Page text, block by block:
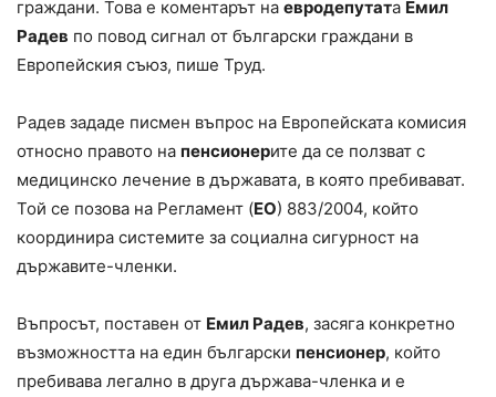
граждани. Това е коментарът на евродепутата Емил
Радев по повод сигнал от български граждани в
Европейския съюз, пише Труд.
Радев зададе писмен въпрос на Европейската комисия
относно правото на пенсионерите да се ползват с
медицинско лечение в държавата, в която пребивават.
Той се позова на Регламент (ЕО) 883/2004, който
координира системите за социална сигурност на
държавите-членки.
Въпросът, поставен от Емил Радев, засяга конкретно
възможността на един български пенсионер, който
пребивава легално в друга държава-членка и е